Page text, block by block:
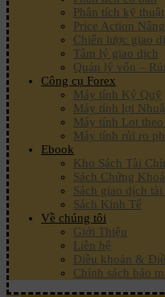
Phân tích kỹ thuật
Price Action
Chiến lược giao
Tâm lý giao dịch
Quản lý vốn –
Công cụ Forex
Máy tính Ký Quỹ
Máy tính lợi
Máy tính Lot
Máy tính rủi ro
Ebook
Kho Sách Tài
Sách Chứng
Sách giao dịch
Sách Kinh Tế
Về chúng tôi
Giới Thiệu
Liên hệ
Điều khoản &
Chính sách bảo